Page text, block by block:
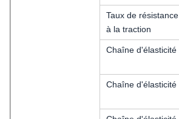
Taux de résistance
à la traction
Chaîne d'élasticité
Chaîne d'élasticité